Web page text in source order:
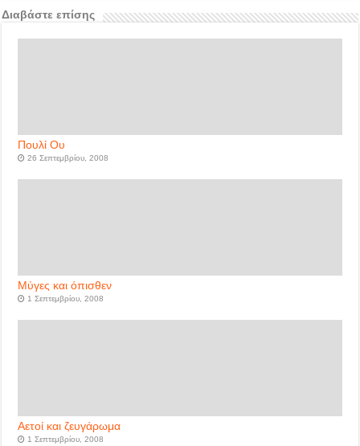
Διαβάστε επίσης
Πουλί Ου
26 Σεπτεμβρίου, 2008
Μύγες και όπισθεν
1 Σεπτεμβρίου, 2008
Αετοί και ζευγάρωμα
1 Σεπτεμβρίου, 2008